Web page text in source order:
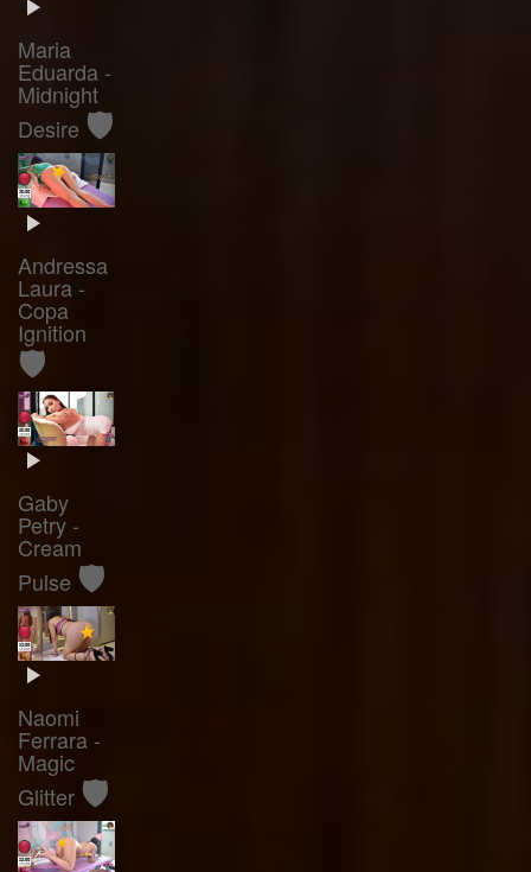
Maria
Eduarda -
Midnight
Desire 🛡️
Andressa
Laura -
Copa
Ignition
🛡️
Gaby
Petry -
Cream
Pulse 🛡️
Naomi
Ferrara -
Magic
Glitter 🛡️